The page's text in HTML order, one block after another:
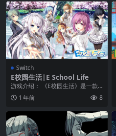
Switch
E校园生活|E School Life
游戏介绍： 《E校园生活》是一款
以青春校园、同居日常与恋爱互动
为核心的作品，讲述...
1 年前 8